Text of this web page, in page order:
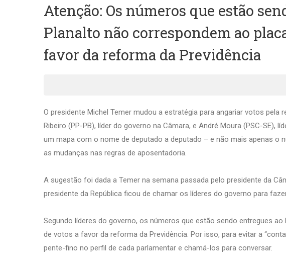
Atenção: Os números que estão
Planalto não correspondem ao
favor da reforma da Previdência
O presidente Michel Temer mudou a estratégia para angariar votos pela
Ribeiro (PP-PB), líder do governo na Câmara, e André Moura (PSC-SE),
um mapa com o nome de deputado a deputado – e não mais apenas o
as mudanças nas regras de aposentadoria.
A sugestão foi dada a Temer na semana passada pelo presidente da
presidente da República ficou de chamar os líderes do governo para
Segundo líderes do governo, os números que estão sendo entregues
de votos a favor da reforma da Previdência. Por isso, para evitar a
pente-fino no perfil de cada parlamentar e chamá-los para conversar.